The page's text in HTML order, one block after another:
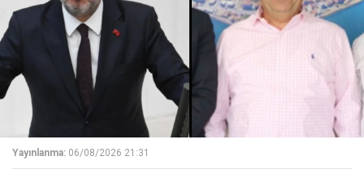
Yayınlanma: 06/08/2026 21:31